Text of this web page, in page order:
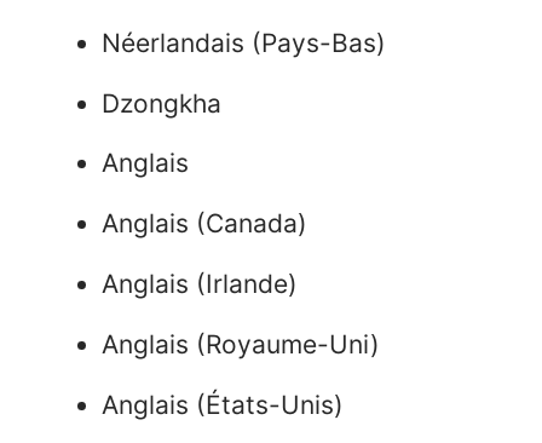
Néerlandais (Pays-Bas)
Dzongkha
Anglais
Anglais (Canada)
Anglais (Irlande)
Anglais (Royaume-Uni)
Anglais (États-Unis)